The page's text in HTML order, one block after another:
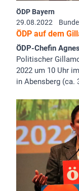
ÖDP Bayern
29.08.2022
ÖDP auf dem
ÖDP-Chefin
Politischer
2022 um 10 Uhr
in Abensberg (ca.